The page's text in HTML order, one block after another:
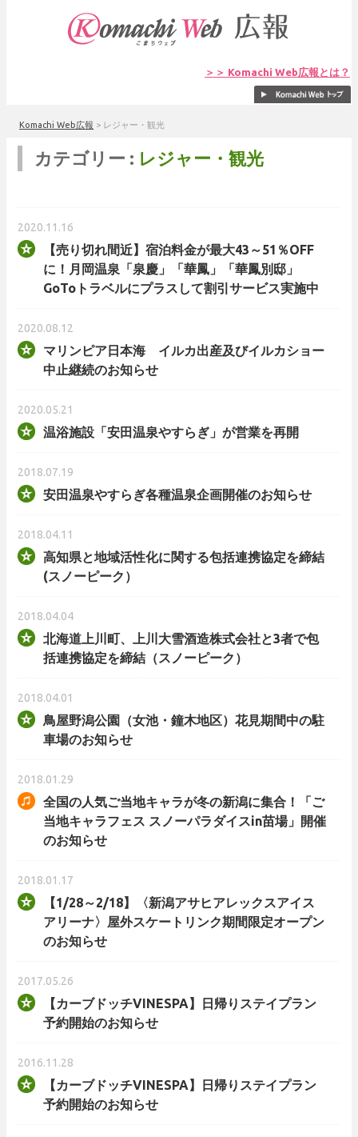
＞＞ Komachi Web広報とは？
Komachi Web広報 > レジャー・観光
カテゴリー : レジャー・観光
2020.11.16
【売り切れ間近】宿泊料金が最大43～51％OFF
に！月岡温泉「泉慶」「華鳳」「華鳳別邸」
GoToトラベルにプラスして割引サービス実施中
2020.08.12
マリンピア⽇本海 イルカ出産及びイルカショー
中⽌継続のお知らせ
2020.05.21
温浴施設「安田温泉やすらぎ」が営業を再開
2018.07.19
安田温泉やすらぎ各種温泉企画開催のお知らせ
2018.04.11
高知県と地域活性化に関する包括連携協定を締結
(スノーピーク）
2018.04.04
北海道上川町、上川大雪酒造株式会社と3者で包
括連携協定を締結（スノーピーク）
2018.04.01
鳥屋野潟公園（女池・鐘木地区）花見期間中の駐
車場のお知らせ
2018.01.29
全国の人気ご当地キャラが冬の新潟に集合！「ご
当地キャラフェス スノーパラダイスin苗場」開催
のお知らせ
2018.01.17
【1/28～2/18】〈新潟アサヒアレックスアイス
アリーナ〉屋外スケートリンク期間限定オープン
のお知らせ
2017.05.26
【カーブドッチVINESPA】日帰りステイプラン
予約開始のお知らせ
2016.11.28
【カーブドッチVINESPA】日帰りステイプラン
予約開始のお知らせ